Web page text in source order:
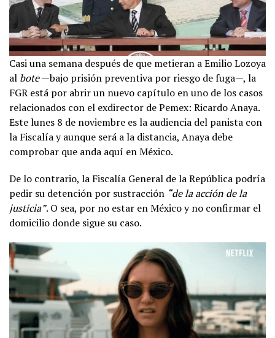
Casi una semana después de que metieran a Emilio Lozoya
al bote—bajo prisión preventiva por riesgo de fuga—, la
FGR está por abrir un nuevo capítulo en uno de los casos
relacionados con el exdirector de Pemex: Ricardo Anaya.
Este lunes 8 de noviembre es la audiencia del panista con
la Fiscalía y aunque será a la distancia, Anaya debe
comprobar que anda aquí en México.
De lo contrario, la Fiscalía General de la República podría
pedir su detención por sustracción “de la acción de la
justicia”. O sea, por no estar en México y no confirmar el
domicilio donde sigue su caso.